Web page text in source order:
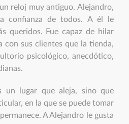
reloj muy antiguo. Alejandro,
confianza de todos. A él le
queridos. Fue capaz de hilar
con sus clientes que la tienda,
psicológico, anecdótico,
un lugar que aleja, sino que
en la que se puede tomar
A Alejandro le gusta